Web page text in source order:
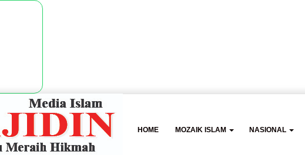
HOME MOZAIK ISLAM NASIONAL